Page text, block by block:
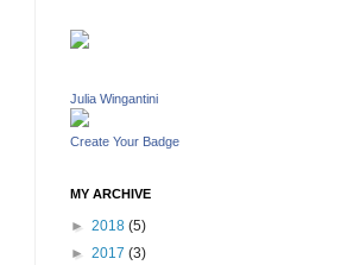
Julia Wingantini
Create Your Badge
MY ARCHIVE
► 2018 (5)
► 2017 (3)